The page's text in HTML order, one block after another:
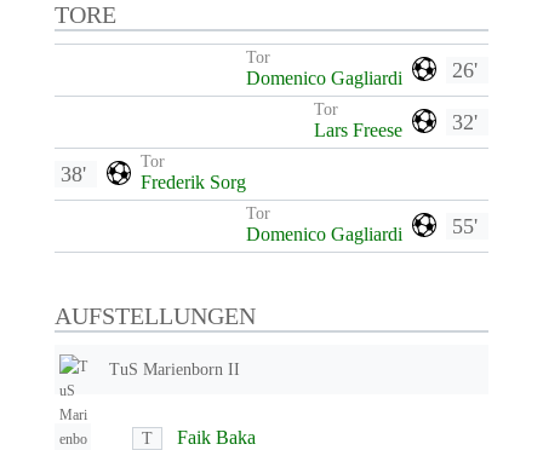
TORE
26'
Tor
Domenico Gagliardi
32'
Tor
Lars Freese
Tor
Frederik Sorg
38'
55'
Tor
Domenico Gagliardi
AUFSTELLUNGEN
TuS Marienborn II
T Faik Baka